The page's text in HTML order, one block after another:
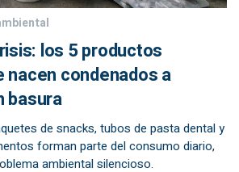
los 5 productos
nacen condenados a
basura
de snacks, tubos de pasta dental y
forman parte del consumo diario,
ambiental silencioso.